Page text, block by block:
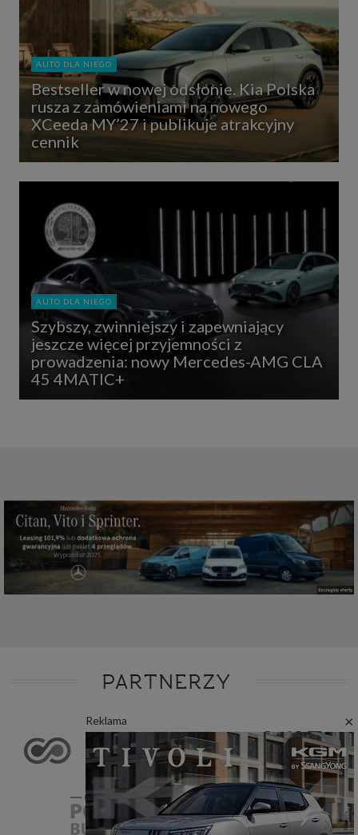
Reklama ×
AUTO DLA NIEGO
Bestseller w nowej odsłonie. Kia Polska
rusza z zamówieniami na nowego
XCeeda MY’27 i publikuje atrakcyjny
cennik
AUTO DLA NIEGO
Szybszy, zwinniejszy i zapewniający
jeszcze więcej przyjemności z
prowadzenia: nowy Mercedes-AMG CLA
45 4MATIC+
PARTNERZY